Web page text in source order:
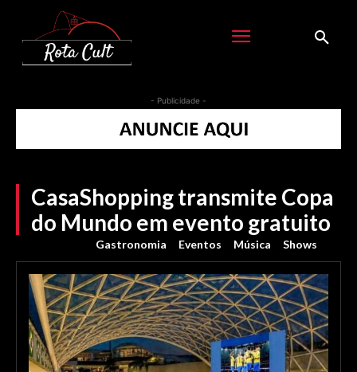
- Publicidade -
CasaShopping transmite Copa
do Mundo em evento gratuito
Gastronomia Eventos Música Shows